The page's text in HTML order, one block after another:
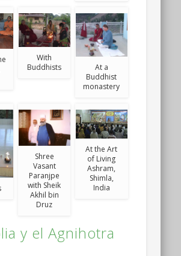
With
Buddhists
At a
Buddhist
monastery
Shree
Vasant
Paranjpe
with Sheik
Akhil bin
Druz
At the Art
of Living
Ashram,
Shimla,
India
y el Agnihotra